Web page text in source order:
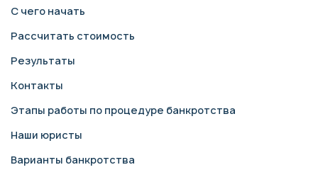
С чего начать
Рассчитать стоимость
Результаты
Контакты
Этапы работы по процедуре банкротства
Наши юристы
Варианты банкротства